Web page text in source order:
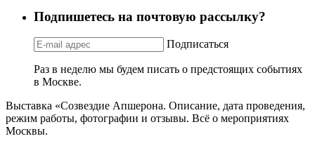
Подпишетесь на почтовую рассылку?
Подписаться
Раз в неделю мы будем писать о предстоящих событиях
в Москве.
Выставка «Созвездие Апшерона. Описание, дата проведения,
режим работы, фотографии и отзывы. Всё о мероприятиях
Москвы.